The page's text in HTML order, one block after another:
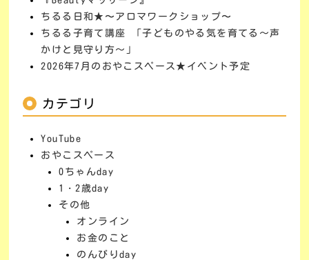
ちるる日和★〜アロマワークショップ〜
ちるる子育て講座 「子どものやる気を育てる～声
かけと見守り方～」
2026年7月のおやこスペース★イベント予定
カテゴリ
YouTube
おやこスペース
0ちゃんday
1・2歳day
その他
オンライン
お金のこと
のんびりday